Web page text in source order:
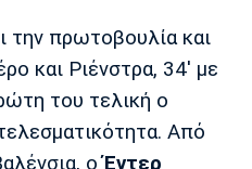
Μπάγερν
την πρωτοβουλία και
και Ριένστρα, 34' με
του τελική ο
Από
οΈντερ